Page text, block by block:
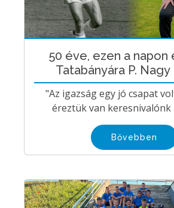
50 éve, ezen a
Tatabányára P. Nagy
"Az igazság egy jó csapat
éreztük van keresnivalónk
Bővebben